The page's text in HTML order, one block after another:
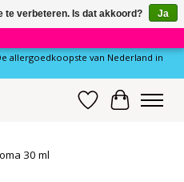
×
De allergoedkoopste van Nederland in
Verlanglijst
30 ml
te verbeteren. Is dat akkoord?
Ja